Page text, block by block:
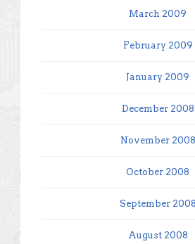
March 2009
February 2009
January 2009
December 2008
November 2008
October 2008
September 2008
August 2008